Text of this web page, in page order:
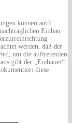
können auch
Einbau
werden, daß der
um die auftretenden
gibt der „Einbauer“
diese